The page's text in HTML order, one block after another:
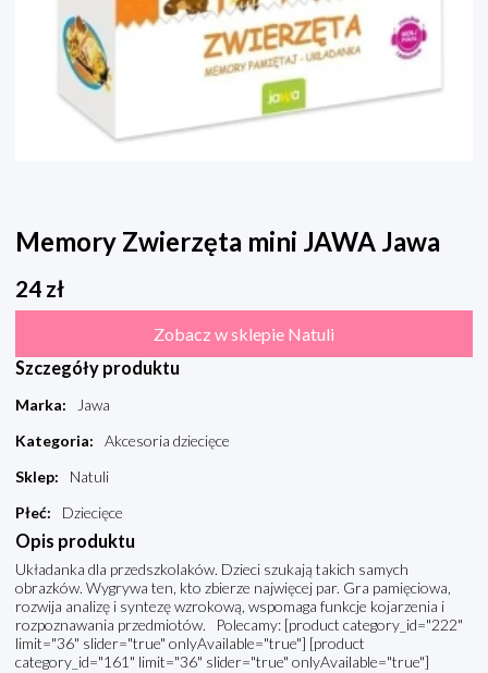
Memory Zwierzęta mini JAWA Jawa
24 zł
Zobacz w sklepie Natuli
Szczegóły produktu
Marka:
Jawa
Kategoria:
Akcesoria dziecięce
Sklep:
Natuli
Płeć: Dziecięce
Opis produktu
Układanka dla przedszkolaków. Dzieci szukają takich samych
obrazków. Wygrywa ten, kto zbierze najwięcej par. Gra pamięciowa,
rozwija analizę i syntezę wzrokową, wspomaga funkcje kojarzenia i
rozpoznawania przedmiotów. Polecamy: [product category_id="222"
limit="36" slider="true" onlyAvailable="true"] [product
category_id="161" limit="36" slider="true" onlyAvailable="true"]